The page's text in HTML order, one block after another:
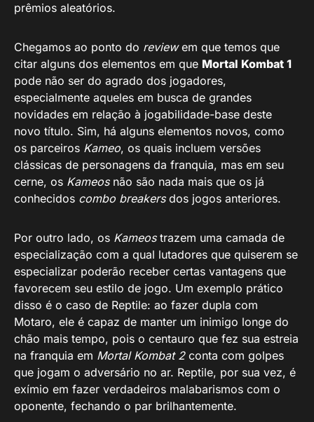
prêmios aleatórios.
Chegamos ao ponto do reviewem que temos que
citar alguns dos elementos em que Mortal Kombat 1
pode não ser do agrado dos jogadores,
especialmente aqueles em busca de grandes
novidades em relação à jogabilidade-base deste
novo título. Sim, há alguns elementos novos, como
os parceiros Kameo, os quais incluem versões
clássicas de personagens da franquia, mas em seu
cerne, os Kameosnão são nada mais que os já
conhecidos combo breakersdos jogos anteriores.
Por outro lado, os Kameostrazem uma camada de
especialização com a qual lutadores que quiserem se
especializar poderão receber certas vantagens que
favorecem seu estilo de jogo. Um exemplo prático
disso é o caso de Reptile: ao fazer dupla com
Motaro, ele é capaz de manter um inimigo longe do
chão mais tempo, pois o centauro que fez sua estreia
na franquia em Mortal Kombat 2conta com golpes
que jogam o adversário no ar. Reptile, por sua vez, é
exímio em fazer verdadeiros malabarismos com o
oponente, fechando o par brilhantemente.